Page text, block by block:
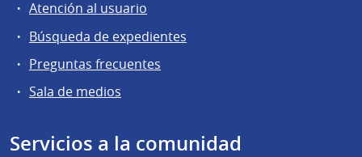
Atención al usuario
Búsqueda de expedientes
Preguntas frecuentes
Sala de medios
Servicios a la comunidad